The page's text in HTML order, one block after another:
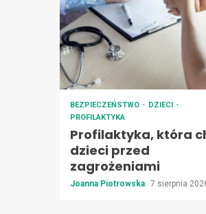
BEZPIECZEŃSTWO
DZIECI
PROFILAKTYKA
Profilaktyka, która
dzieci przed
zagrożeniami
Joanna Piotrowska 7 sierpnia